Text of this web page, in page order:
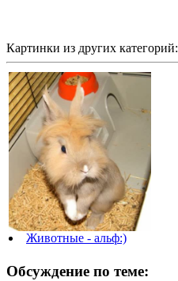
Картинки из других категорий:
Животные - альф:)
Обсуждение по теме: